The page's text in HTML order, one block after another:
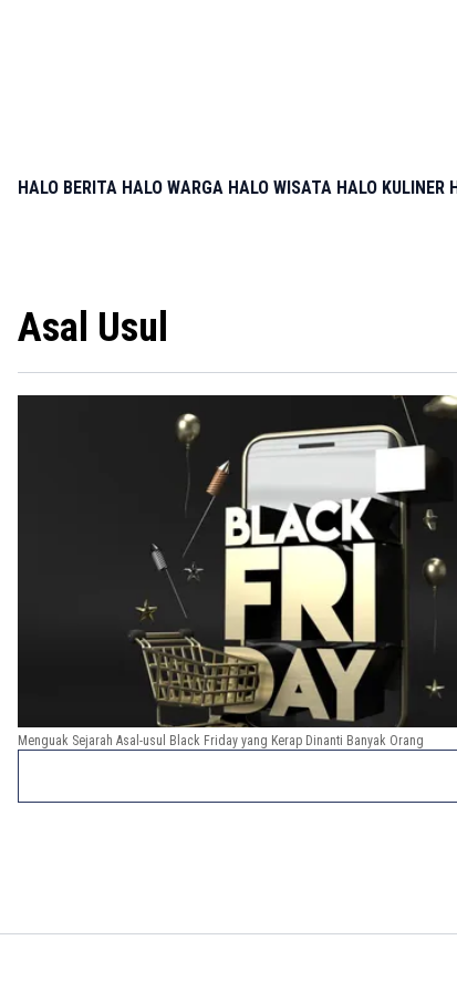
HALO BERITA HALO WARGA HALO WISATA HALO KULINER
Asal Usul
Menguak Sejarah Asal-usul Black Friday yang Kerap Dinanti Banyak Orang